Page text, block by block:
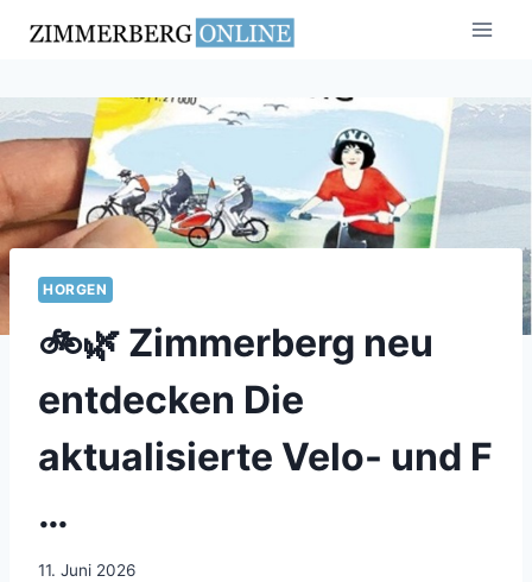
Inhalt
HORGEN
🚲🌿 Zimmerberg neu
entdecken Die
aktualisierte Velo- und F
…
11. Juni 2026